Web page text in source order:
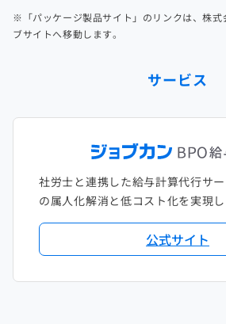
※「パッケージ製品サイト」のリンクは、株式
ブサイトへ移動します。
サービス
社労士と連携した給与計算代行サ
の属人化解消と低コスト化を実現し
公式サイト